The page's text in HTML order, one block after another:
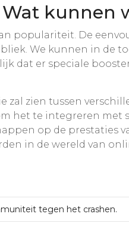
kunnen
populariteit. De
We kunnen in de
dat er speciale
zal zien tussen
het te integreren met
op de prestaties
in de wereld van
tegen het crashen.